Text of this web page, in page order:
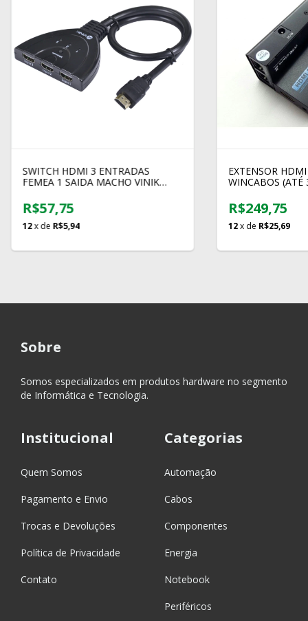
SWITCH HDMI 3 ENTRADAS
FEMEA 1 SAIDA MACHO VINIK
R$57,75
12x de R$5,94
EXTENSOR
WINCABOS (ATÉ
R$249,75
12x de R$25,69
Sobre
Somos especializados em produtos hardware no segmento
de Informática e Tecnologia.
Institucional
Quem Somos
Pagamento e Envio
Trocas e Devoluções
Política de Privacidade
Contato
Categorias
Automação
Cabos
Componentes
Energia
Notebook
Periféricos